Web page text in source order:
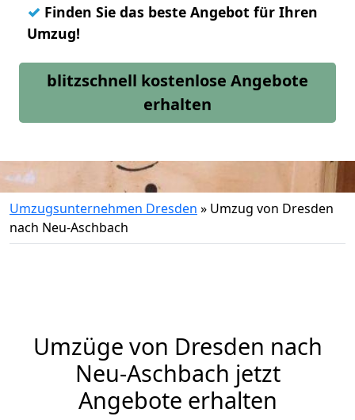
✓ Finden Sie das beste Angebot für Ihren
Umzug!
blitzschnell kostenlose Angebote
erhalten
Umzugsunternehmen Dresden » Umzug von Dresden
nach Neu-Aschbach
Umzüge von Dresden nach
Neu-Aschbach jetzt
Angebote erhalten